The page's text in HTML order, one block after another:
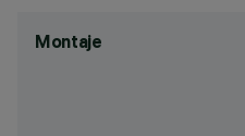
Montaje